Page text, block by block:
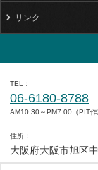
リンク
TEL
06-6180-8788
AM10:30～PM7:00（PIT
住所
大阪府大阪市旭区